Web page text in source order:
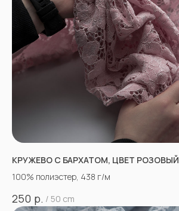
КРУЖЕВО С БАРХАТОМ, ЦВЕТ РОЗОВЫЙ
100% полиэстер, 438 г/м
250 р. / 50 cm